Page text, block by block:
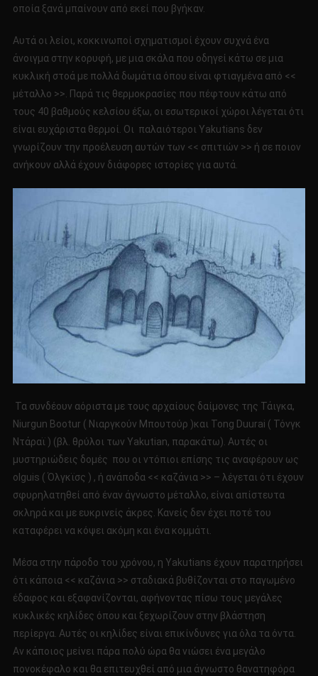
οποία ξανά μπαίνουν από εκεί που βγήκαν.
Αυτά οι λείοι, κοκκινωποί σχηματισμοί έχουν συχνά ένα
άνοιγμα στην κορυφή, με μια σκάλα που οδηγεί κάτω σε μια
κυκλική στοά με πολλά δωμάτια όπου είναι φτιαγμένα από <<
μέταλλο >>. Παρά τις θερμοκρασίες που πέφτουν κάτω από
τους 40 βαθμούς κελσίου έξω, οι εσωτερικοί χώροι λέγεται ότι
είναι ευχάριστα θερμοί. Οι παλαιότεροι Yakutians δεν
γνωρίζουν την προέλευση αυτών των << σπιτιών >> ή σε ποιον
ανήκουν αλλά έχουν διάφορες ιστορίες για αυτά.
Τα συνδέουν αόριστα με τους αρχαίους δαίμονες της Τάιγκα,
Niurgun Bootur ( Νιαργκούν Μπουτούρ )και Tong Duurai ( Τόνγκ
Ντάραϊ ) (βλ. θρύλοι των Yakutian, παρακάτω). Αυτές οι
μυστηριώδεις δομές που οι ντόπιοι επίσης τις αναφέρουν ως
olguis ( Όλγκϊσς ) , ή ανάποδα << καζάνια >> – λέγεται ότι έχουν
σφυρηλατηθεί από έναν άγνωστο μέταλλο, είναι απίστευτα
σκληρά και με ευκρινείς άκρες. Κανείς δεν έχει ποτέ του
καταφέρει να κόψει ακόμη και ένα κομμάτι.
Μέσα στην πάροδο του χρόνου, η Yakutians έχουν παρατηρήσει
ότι κάποια << καζάνια >> σταδιακά βυθίζονται στο παγωμένο
έδαφος και εξαφανίζονται, αφήνοντας πίσω τους μεγάλες
κυκλικές κηλίδες όπου και ξεχωρίζουν στην βλάστηση
περίεργα. Αυτές οι κηλίδες είναι επικίνδυνες για όλα τα όντα.
Αν κάποιος μείνει πάρα πολύ ώρα θα νιώσει ένα μεγάλο
πονοκέφαλο και θα επιτευχθεί από μια άγνωστο θανατηφόρα